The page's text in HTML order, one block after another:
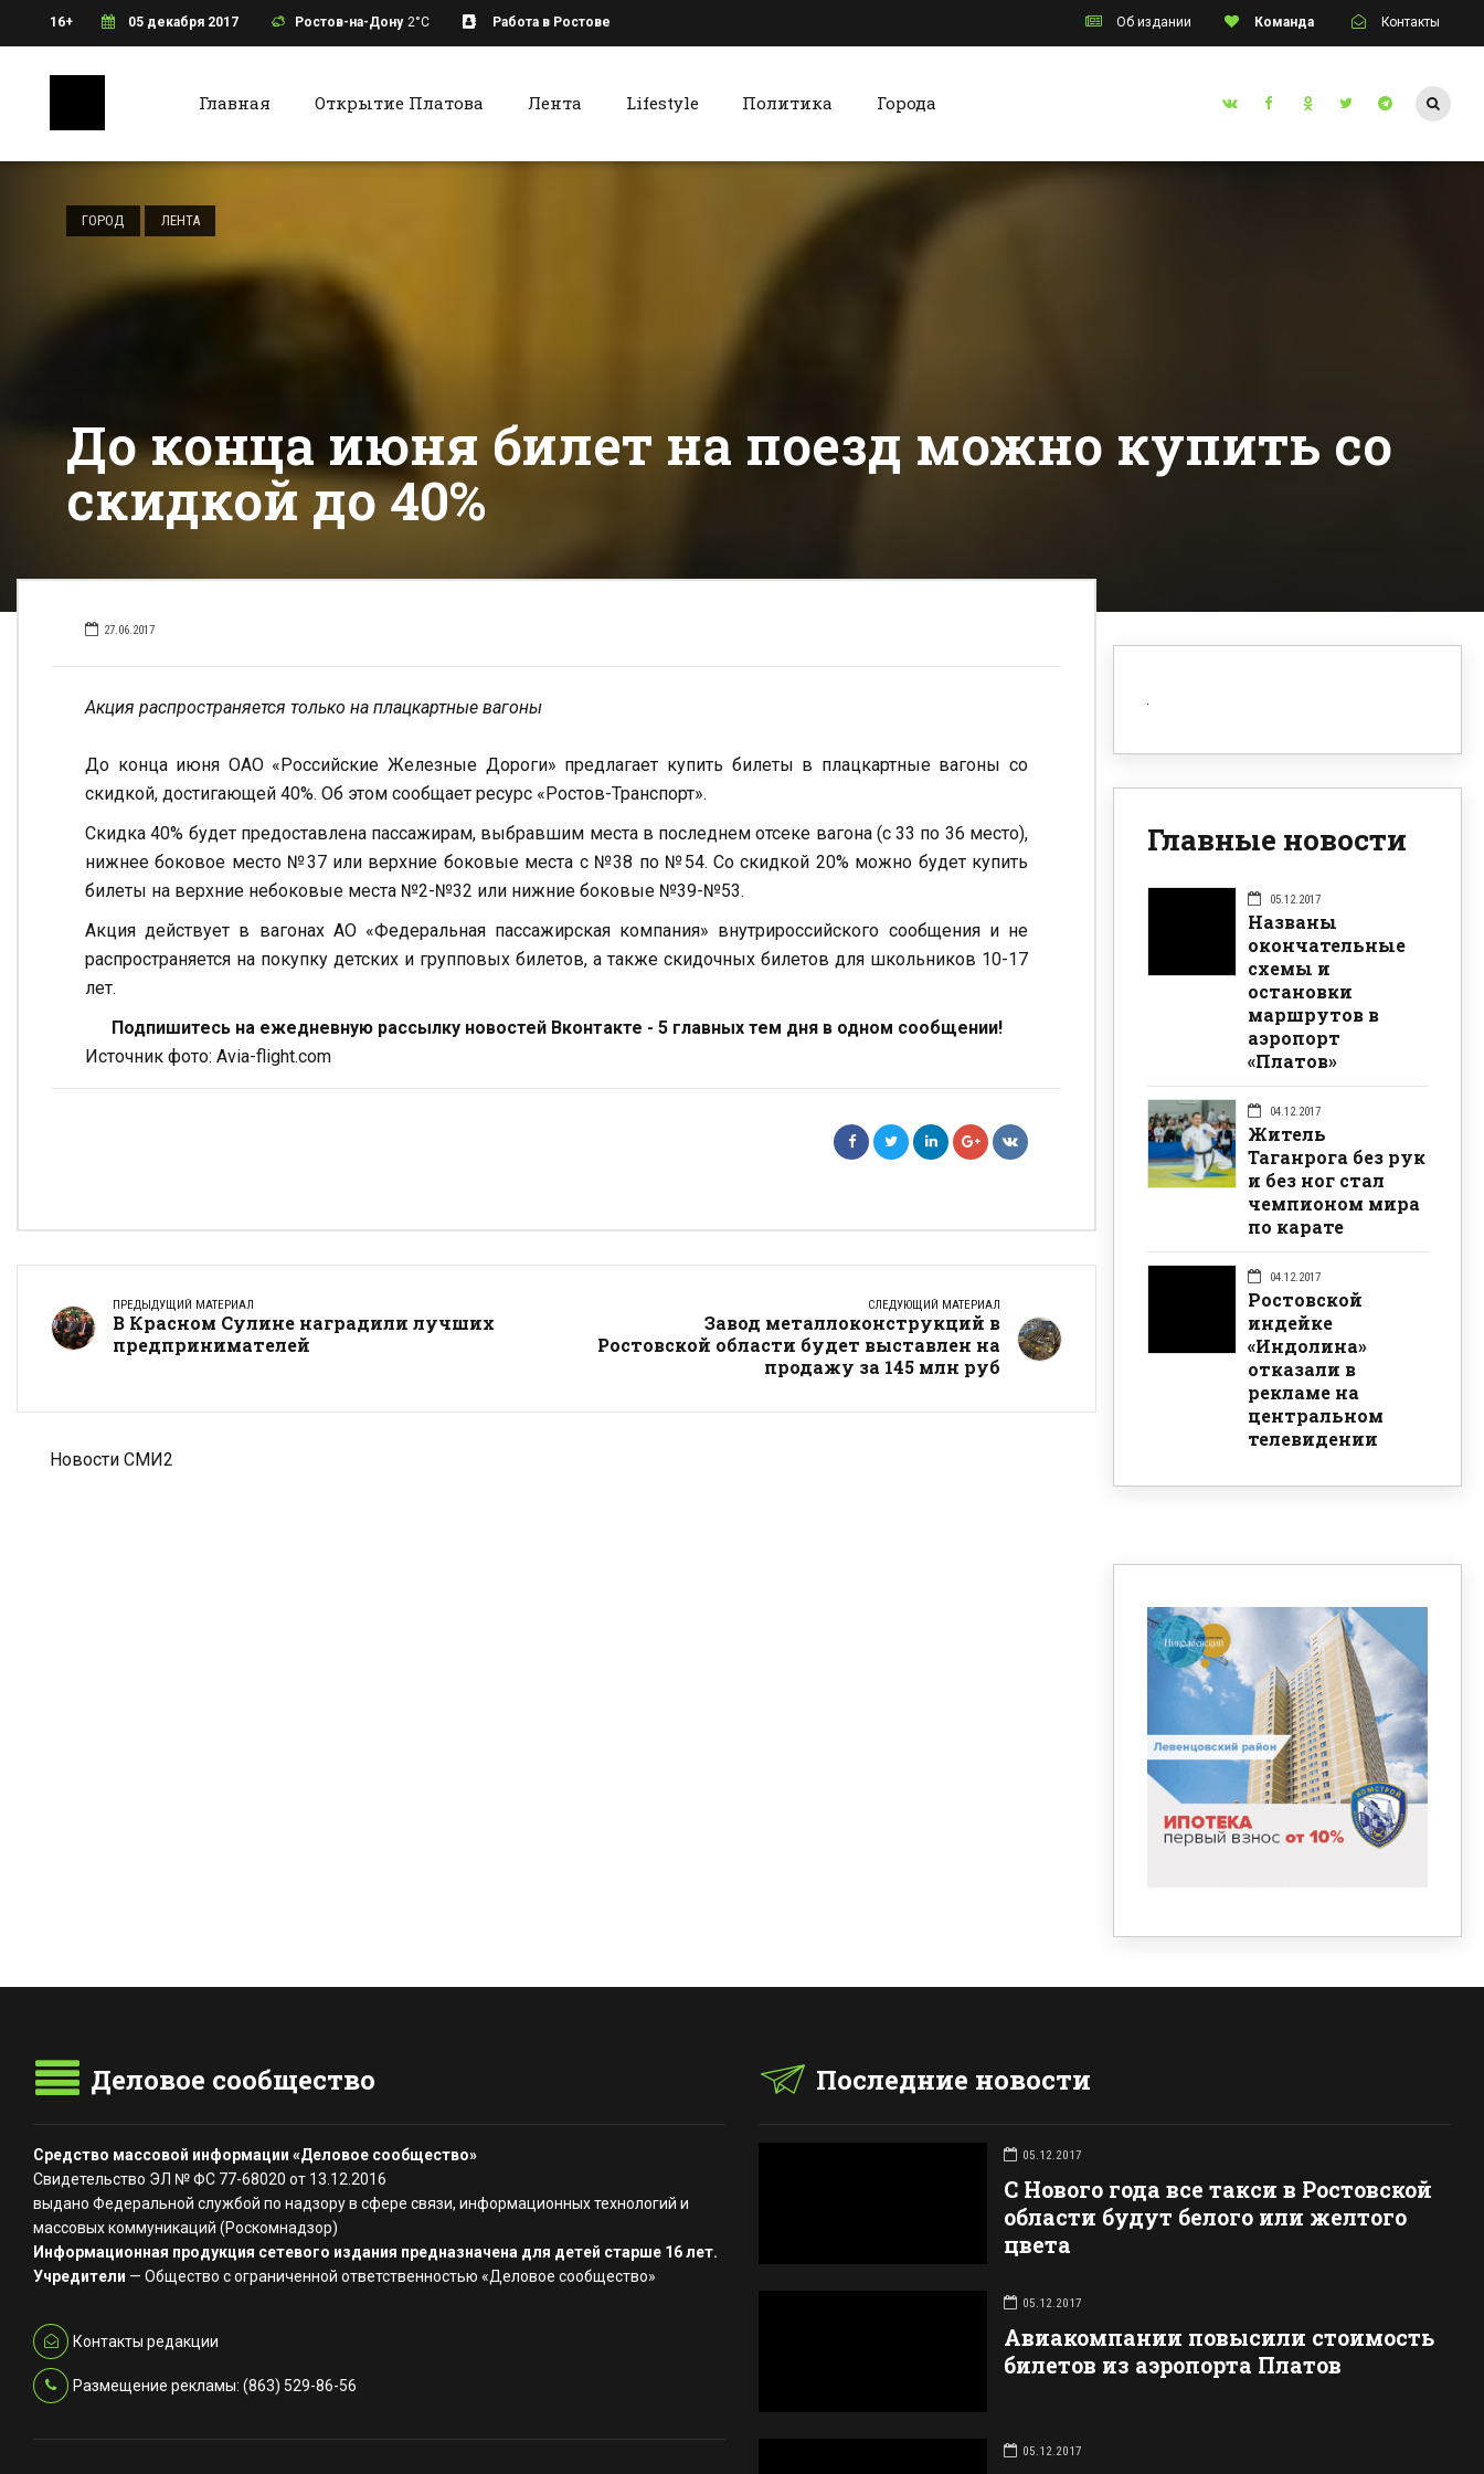
16+ 05 декабря 2017 Ростов-на-Дону 2°C Работа в Ростове Об издании Команда Контакты
Главная Открытие Платова Лента Lifestyle Политика Города
Ростовской
области будут
белого или
Все новости Ростова-на-Дону
ГОРОД ЛЕНТА
До конца июня билет на поезд можно купить со
скидкой до 40%
27.06.2017
Акция распространяется только на плацкартные вагоны
До конца июня ОАО «Российские Железные Дороги» предлагает купить билеты в плацкартные вагоны со
скидкой, достигающей 40%. Об этом сообщает ресурс «Ростов-Транспорт».
Скидка 40% будет предоставлена пассажирам, выбравшим места в последнем отсеке вагона (с 33 по 36 место),
нижнее боковое место №37 или верхние боковые места с №38 по №54. Со скидкой 20% можно будет купить
билеты на верхние небоковые места №2-№32 или нижние боковые №39-№53.
Акция действует в вагонах АО «Федеральная пассажирская компания» внутрироссийского сообщения и не
распространяется на покупку детских и групповых билетов, а также скидочных билетов для школьников 10-17
лет.
Подпишитесь на ежедневную рассылку новостей Вконтакте - 5 главных тем дня в одном сообщении!
Источник фото: Avia-flight.com
ПРЕДЫДУЩИЙ МАТЕРИАЛ
В Красном Сулине наградили лучших
предпринимателей
СЛЕДУЮЩИЙ МАТЕРИАЛ
Завод металлоконструкций в
Ростовской области будет выставлен на
продажу за 145 млн руб
Новости СМИ2
Главные новости
05.12.2017
Названы
окончательные
схемы и
остановки
маршрутов в
аэропорт
«Платов»
04.12.2017
Житель
Таганрога без рук
и без ног стал
чемпионом мира
по карате
04.12.2017
Ростовской
индейке
«Индолина»
отказали в
рекламе на
центральном
телевидении
Деловое сообщество
Средство массовой информации «Деловое сообщество»
Свидетельство ЭЛ № ФС 77-68020 от 13.12.2016
выдано Федеральной службой по надзору в сфере связи, информационных технологий и
массовых коммуникаций (Роскомнадзор)
Информационная продукция сетевого издания предназначена для детей старше 16 лет.
Учредители — Общество с ограниченной ответственностью «Деловое сообщество»
Контакты редакции
Размещение рекламы: (863) 529-86-56
Последние новости
05.12.2017
С Нового года все такси в Ростовской
области будут белого или желтого
цвета
05.12.2017
Авиакомпании повысили стоимость
билетов из аэропорта Платов
05.12.2017